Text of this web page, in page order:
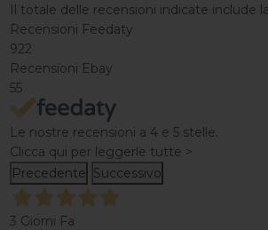
Il totale delle recensioni indicate include
Recensioni Feedaty
922
Recensioni Ebay
55
Le nostre recensioni a 4 e 5 stelle.
Clicca qui per leggerle tutte >
Precedente Successivo
3 Giorni Fa